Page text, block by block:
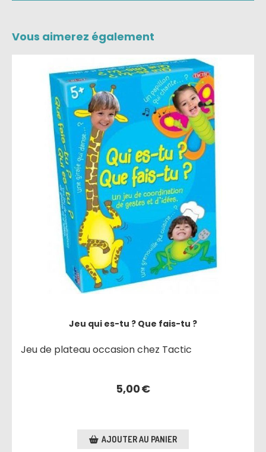
Vous aimerez également
Jeu qui es-tu ? Que fais-tu ?
Jeu de plateau occasion chez Tactic
5,00€
AJOUTER AU PANIER